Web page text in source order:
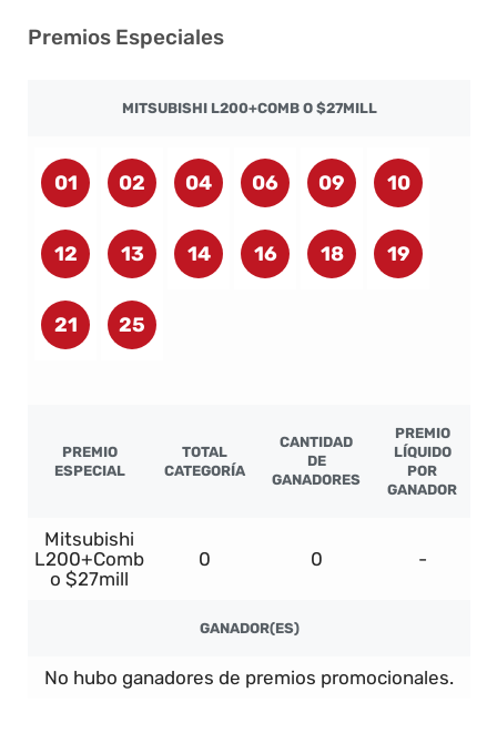
Premios Especiales
MITSUBISHI L200+COMB O $27MILL
01 02 04 06 09 10
12 13 14 16 18 19
21 25
PREMIO
ESPECIAL
TOTAL
CATEGORÍA
CANTIDAD
DE
GANADORES
PREMIO
LÍQUIDO
POR
GANADOR
Mitsubishi
L200+Comb
o $27mill
0 0 -
GANADOR(ES)
No hubo ganadores de premios promocionales.